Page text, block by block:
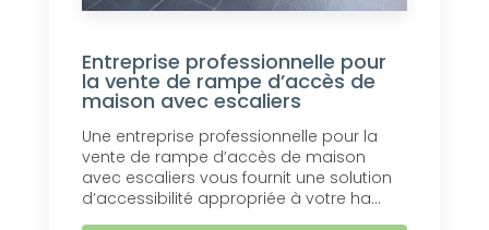
Entreprise professionnelle pour
la vente de rampe d’accès de
maison avec escaliers
Une entreprise professionnelle pour la
vente de rampe d’accès de maison
avec escaliers vous fournit une solution
d’accessibilité appropriée à votre ha...